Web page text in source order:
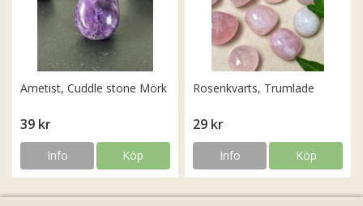
Ametist, Cuddle stone Mörk
39 kr
Info Köp
Rosenkvarts, Trumlade
29 kr
Info Köp